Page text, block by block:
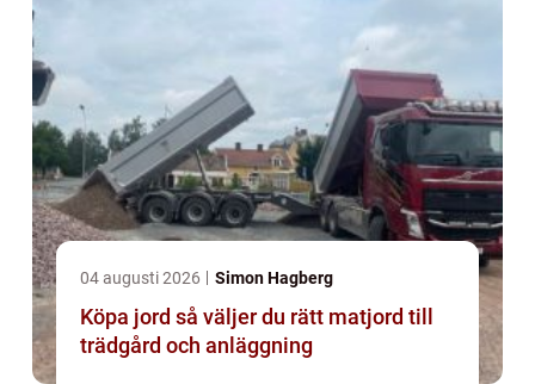
04 augusti 2026 Simon Hagberg
Köpa jord så väljer du rätt matjord till
trädgård och anläggning